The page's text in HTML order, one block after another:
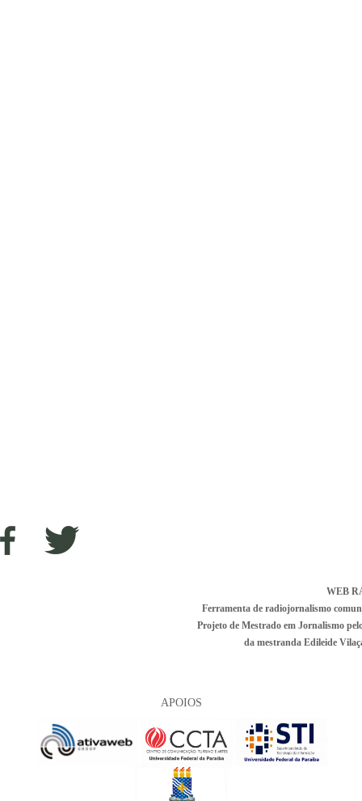
WEB
Ferramenta de radiojornalismo
Projeto de Mestrado em Jornalismo
da mestranda Edileide
APOIOS